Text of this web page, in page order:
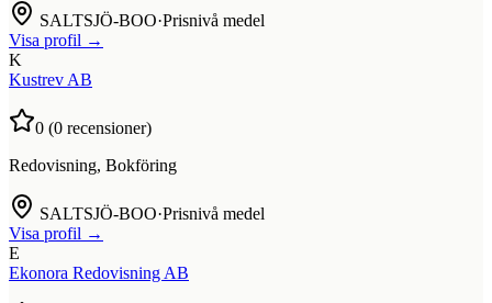
SALTSJÖ-BOO·Prisnivå medel
Visa profil →
K
Kustrev AB
0 (0 recensioner)
Redovisning, Bokföring
SALTSJÖ-BOO·Prisnivå medel
Visa profil →
E
Ekonora Redovisning AB